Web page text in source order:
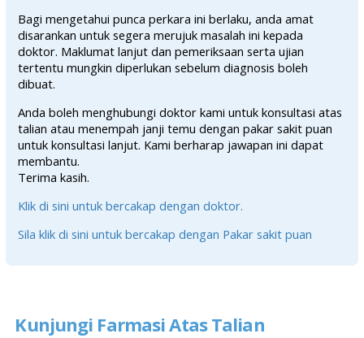
Bagi mengetahui punca perkara ini berlaku, anda amat
disarankan untuk segera merujuk masalah ini kepada
doktor. Maklumat lanjut dan pemeriksaan serta ujian
tertentu mungkin diperlukan sebelum diagnosis boleh
dibuat.
Anda boleh menghubungi doktor kami untuk konsultasi atas
talian atau menempah janji temu dengan pakar sakit puan
untuk konsultasi lanjut. Kami berharap jawapan ini dapat
membantu.
Terima kasih.
Klik di sini untuk bercakap dengan doktor.
Sila klik di sini untuk bercakap dengan Pakar sakit puan
Kunjungi Farmasi Atas Talian